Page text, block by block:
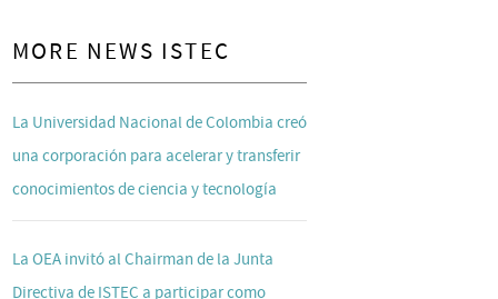
MORE NEWS ISTEC
La Universidad Nacional de Colombia creó
una corporación para acelerar y transferir
conocimientos de ciencia y tecnología
La OEA invitó al Chairman de la Junta
Directiva de ISTEC a participar como